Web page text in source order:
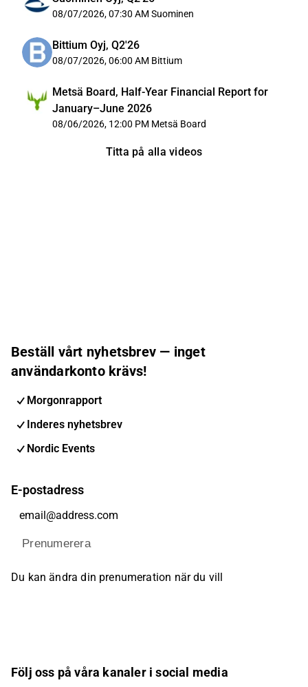
08/07/2026, 07:30 AM Suominen
Bittium Oyj, Q2'26
08/07/2026, 06:00 AM Bittium
Metsä Board, Half-Year Financial Report for
January–June 2026
08/06/2026, 12:00 PM Metsä Board
Titta på alla videos
Beställ vårt nyhetsbrev — inget
användarkonto krävs!
Morgonrapport
Inderes nyhetsbrev
Nordic Events
E-postadress
Prenumerera
Du kan ändra din prenumeration när du vill
Följ oss på våra kanaler i social media